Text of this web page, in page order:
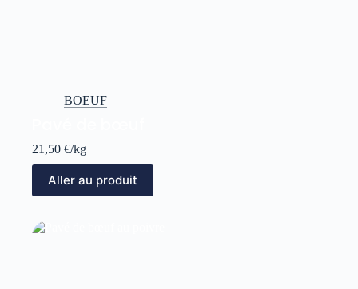
BOEUF
21,50 €/kg
Aller au produit